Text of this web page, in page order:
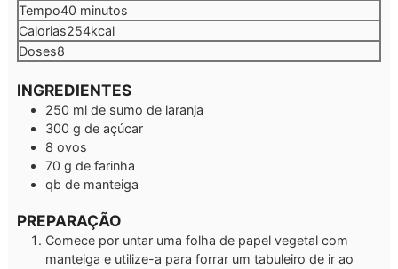
Tempo40 minutos
minutos
Calorias254kcal
Doses8
INGREDIENTES
250 ml de sumo de laranja
300 g de açúcar
8 ovos
70 g de farinha
qb de manteiga
PREPARAÇÃO
Comece por untar uma folha de papel vegetal com
manteiga e utilize-a para forrar um tabuleiro de ir ao